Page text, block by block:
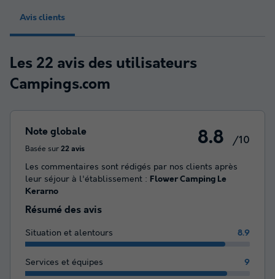
Avis clients
Les 22 avis des utilisateurs
Campings.com
Note globale
Basée sur 22 avis
8.8 /10
Les commentaires sont rédigés par nos clients après
leur séjour à l'établissement : Flower Camping Le
Kerarno
Résumé des avis
Situation et alentours 8.9
Services et équipes 9